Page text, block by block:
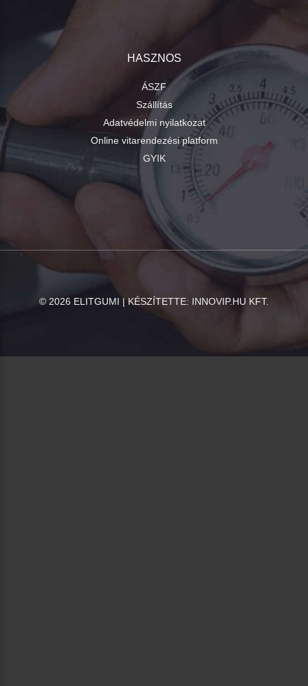
HASZNOS
ÁSZF
Szállítás
Adatvédelmi nyilatkozat
Online vitarendezési platform
GYIK
© 2026 ELITGUMI | KÉSZÍTETTE: INNOVIP.HU KFT.